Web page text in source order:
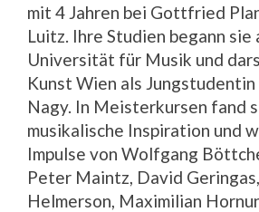
mit 4 Jahren bei Gottfried
Luitz. Ihre Studien begann sie
Universität für Musik und
Kunst Wien als
Nagy. In Meisterkursen fand
musikalische Inspiration und
Impulse von Wolfgang
Peter Maintz, David
Helmerson, Maximilian